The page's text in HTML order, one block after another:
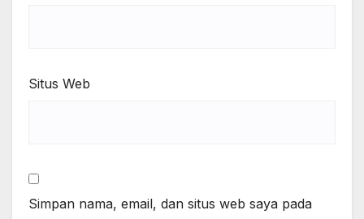
Situs Web
Simpan nama, email, dan situs web saya pada